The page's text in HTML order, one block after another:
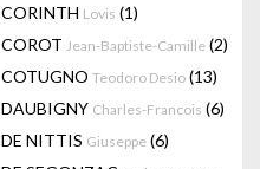
CORINTH Lovis (1)
COROT Jean-Baptiste-Camille (2)
COTUGNO Teodoro Desio (13)
DAUBIGNY Charles-Francois (6)
DE NITTIS Giuseppe (6)